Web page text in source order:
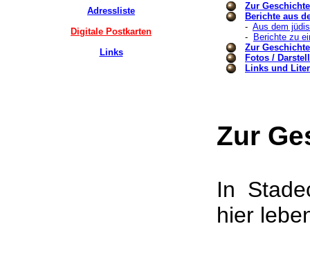
Adressliste
Digitale Postkarten
Links
Zur
Berichte aus
- Aus dem
-
Berichte zu
Zur
Fotos /
Links und
Zur
In
hier